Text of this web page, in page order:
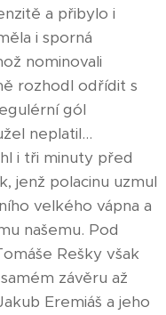
a přibylo i
i sporná
nominovali
rozhodl odřídit s
gól
neplatil...
i tři minuty před
jenž polacinu uzmul
velkého vápna a
našemu. Pod
Rešky však
závěru až
Eremiáš a jeho